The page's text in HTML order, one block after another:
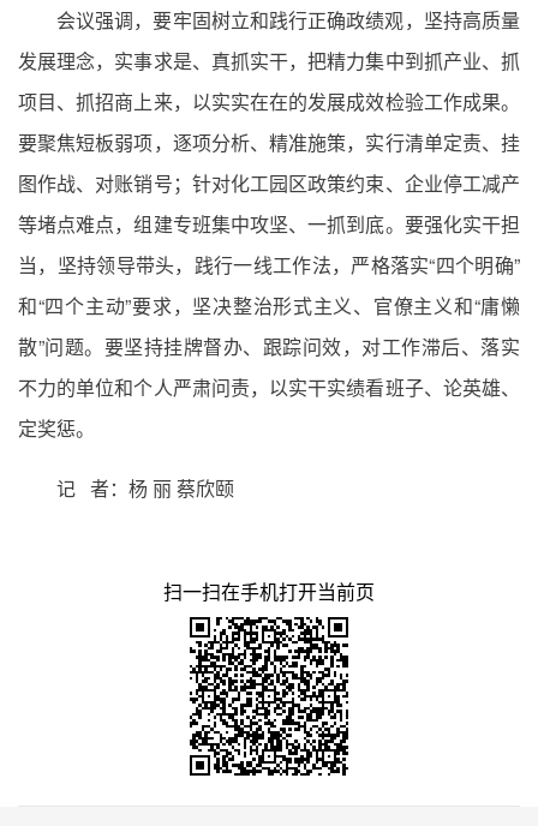
会议强调，要牢固树立和践行正确政绩观，坚持高质量
发展理念，实事求是、真抓实干，把精力集中到抓产业、抓
项目、抓招商上来，以实实在在的发展成效检验工作成果。
要聚焦短板弱项，逐项分析、精准施策，实行清单定责、挂
图作战、对账销号；针对化工园区政策约束、企业停工减产
等堵点难点，组建专班集中攻坚、一抓到底。要强化实干担
当，坚持领导带头，践行一线工作法，严格落实“四个明确”
和“四个主动”要求，坚决整治形式主义、官僚主义和“庸懒
散”问题。要坚持挂牌督办、跟踪问效，对工作滞后、落实
不力的单位和个人严肃问责，以实干实绩看班子、论英雄、
定奖惩。
记 者：杨 丽 蔡欣颐
扫一扫在手机打开当前页